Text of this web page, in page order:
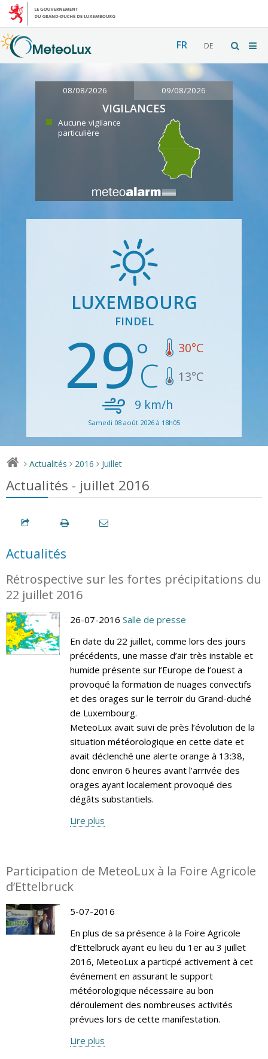
FR DE
08/08/2026 09/08/2026
VIGILANCES
Aucune vigilance
particulière
LUXEMBOURG
FINDEL
29 30°C
13°C
9 km/h
Samedi 08 août 2026 à 18h05
> Actualités > 2016 > Juillet
Actualités - juillet 2016
Actualités
Rétrospective sur les fortes précipitations du
22 juillet 2016
26-07-2016 Salle de presse
En date du 22 juillet, comme lors des jours
précédents, une masse d’air très instable et
humide présente sur l’Europe de l’ouest a
provoqué la formation de nuages convectifs
et des orages sur le terroir du Grand-duché
de Luxembourg.
MeteoLux avait suivi de près l’évolution de la
situation météorologique en cette date et
avait déclenché une alerte orange à 13:38,
donc environ 6 heures avant l’arrivée des
orages ayant localement provoqué des
dégâts substantiels.
Lire plus
Participation de MeteoLux à la Foire Agricole
d’Ettelbruck
5-07-2016
En plus de sa présence à la Foire Agricole
d’Ettelbruck ayant eu lieu du 1er au 3 juillet
2016, MeteoLux a particpé activement à cet
événement en assurant le support
météorologique nécessaire au bon
déroulement des nombreuses activités
prévues lors de cette manifestation.
Lire plus